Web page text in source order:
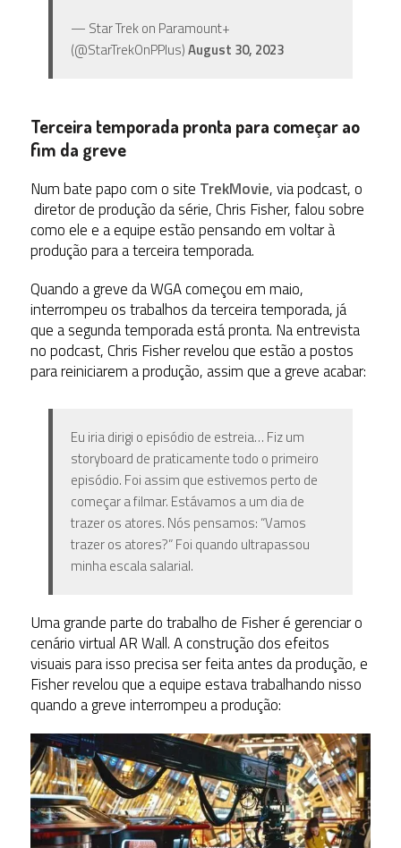
— Star Trek on Paramount+
(@StarTrekOnPPlus)August 30, 2023
Terceira temporada pronta para começar ao
fim da greve
Num bate papo com o site TrekMovie, via podcast, o
diretor de produção da série, Chris Fisher, falou sobre
como ele e a equipe estão pensando em voltar à
produção para a terceira temporada.
Quando a greve da WGA começou em maio,
interrompeu os trabalhos da terceira temporada, já
que a segunda temporada está pronta. Na entrevista
no podcast, Chris Fisher revelou que estão a postos
para reiniciarem a produção, assim que a greve acabar:
Eu iria dirigi o episódio de estreia… Fiz um
storyboard de praticamente todo o primeiro
episódio. Foi assim que estivemos perto de
começar a filmar. Estávamos a um dia de
trazer os atores. Nós pensamos: “Vamos
trazer os atores?” Foi quando ultrapassou
minha escala salarial.
Uma grande parte do trabalho de Fisher é gerenciar o
cenário virtual AR Wall. A construção dos efeitos
visuais para isso precisa ser feita antes da produção, e
Fisher revelou que a equipe estava trabalhando nisso
quando a greve interrompeu a produção: